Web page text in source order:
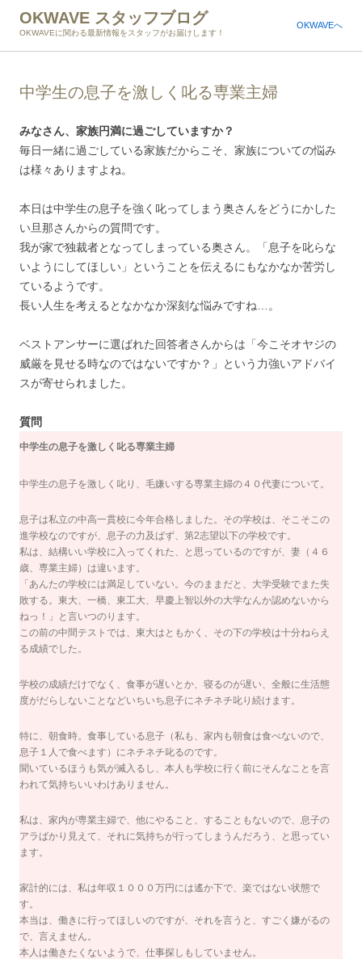
OKWAVE スタッフブログ
OKWAVEに関わる最新情報をスタッフがお届けします！
OKWAVEへ
中学生の息子を激しく叱る専業主婦
みなさん、家族円満に過ごしていますか？
毎日一緒に過ごしている家族だからこそ、家族についての悩み
は様々ありますよね。
本日は中学生の息子を強く叱ってしまう奥さんをどうにかした
い旦那さんからの質問です。
我が家で独裁者となってしまっている奥さん。「息子を叱らな
いようにしてほしい」ということを伝えるにもなかなか苦労し
ているようです。
長い人生を考えるとなかなか深刻な悩みですね…。
ベストアンサーに選ばれた回答者さんからは「今こそオヤジの
威厳を見せる時なのではないですか？」という力強いアドバイ
スが寄せられました。
質問
中学生の息子を激しく叱る専業主婦
中学生の息子を激しく叱り、毛嫌いする専業主婦の４０代妻について。
息子は私立の中高一貫校に今年合格しました。その学校は、そこそこの
進学校なのですが、息子の力及ばず、第2志望以下の学校です。
私は、結構いい学校に入ってくれた、と思っているのですが、妻（４６
歳、専業主婦）は違います。
「あんたの学校には満足していない。今のままだと、大学受験でまた失
敗する。東大、一橋、東工大、早慶上智以外の大学なんか認めないから
ねっ！」と言いつのります。
この前の中間テストでは、東大はともかく、その下の学校は十分ねらえ
る成績でした。
学校の成績だけでなく、食事が遅いとか、寝るのが遅い、全般に生活態
度がだらしないことなどいちいち息子にネチネチ叱り続けます。
特に、朝食時。食事している息子（私も、家内も朝食は食べないので、
息子１人で食べます）にネチネチ叱るのです。
聞いているほうも気が滅入るし、本人も学校に行く前にそんなことを言
われて気持ちいいわけありません。
私は、家内が専業主婦で、他にやること、することもないので、息子の
アラばかり見えて、それに気持ちが行ってしまうんだろう、と思ってい
ます。
家計的には、私は年収１０００万円には遙か下で、楽ではない状態で
す。
本当は、働きに行ってほしいのですが、それを言うと、すごく嫌がるの
で、言えません。
本人は働きたくないようで、仕事探しもしていません。